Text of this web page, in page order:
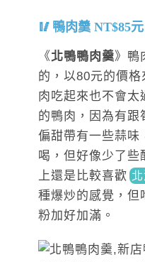
鴨肉羹 NT$85元
《北鴨鴨肉羹》鴨
的，以80元的價
肉吃起來也不會太
的鴨肉，因為有跟
偏甜帶有一些蒜味
喝，但好像少了些
上還是比較喜歡
種爆炒的感覺，但
粉加好加滿。